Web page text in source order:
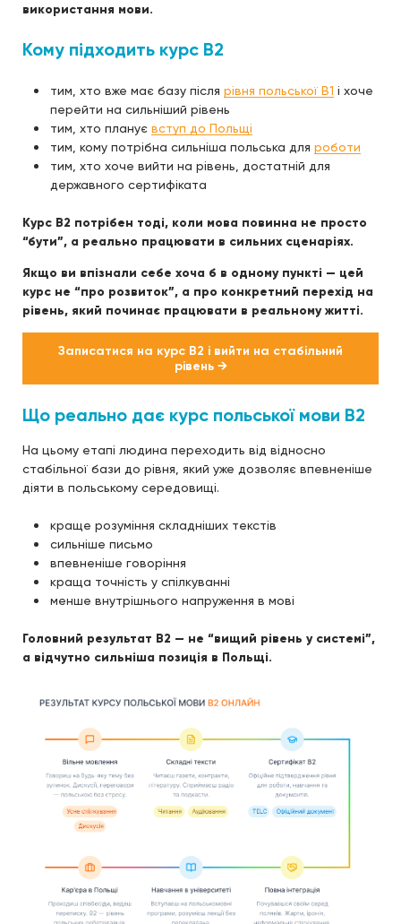
використання мови.
Кому підходить курс B2
тим, хто вже має базу після рівня польської B1 і хоче
перейти на сильніший рівень
тим, хто планує вступ до Польщі
тим, кому потрібна сильніша польська для роботи
тим, хто хоче вийти на рівень, достатній для
державного сертифіката
Курс B2 потрібен тоді, коли мова повинна не просто
“бути”, а реально працювати в сильних сценаріях.
Якщо ви впізнали себе хоча б в одному пункті — цей
курс не “про розвиток”, а про конкретний перехід на
рівень, який починає працювати в реальному житті.
Записатися на курс B2 і вийти на стабільний
рівень →
Що реально дає курс польської мови B2
На цьому етапі людина переходить від відносно
стабільної бази до рівня, який уже дозволяє впевненіше
діяти в польському середовищі.
краще розуміння складніших текстів
сильніше письмо
впевненіше говоріння
краща точність у спілкуванні
менше внутрішнього напруження в мові
Головний результат B2 — не “вищий рівень у системі”,
а відчутно сильніша позиція в Польщі.